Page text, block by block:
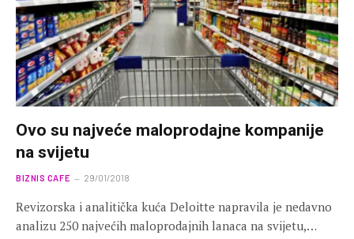
Ovo su najveće maloprodajne kompanije
na svijetu
BIZNIS CAFE 29/01/2018
Revizorska i analitička kuća Deloitte napravila je nedavno
analizu 250 najvećih maloprodajnih lanaca na svijetu,…